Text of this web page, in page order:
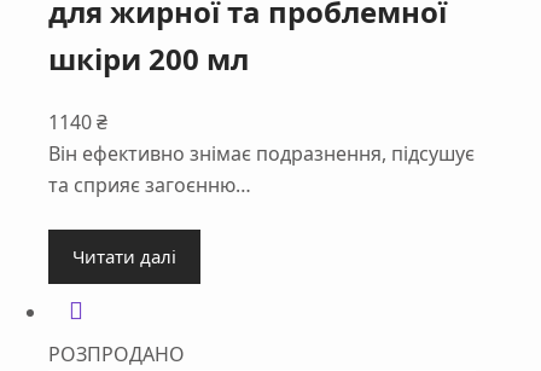
для жирної та проблемної
шкіри 200 мл
1140₴
Він ефективно знімає подразнення, підсушує
та сприяє загоєнню…
Читати далі
РОЗПРОДАНО